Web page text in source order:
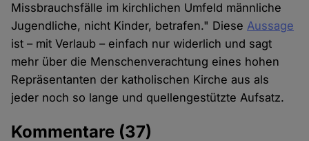
Missbrauchsfälle im kirchlichen Umfeld männliche
Jugendliche, nicht Kinder, betrafen." DieseAussage
ist – mit Verlaub – einfach nur widerlich und sagt
mehr über die Menschenverachtung eines hohen
Repräsentanten der katholischen Kirche aus als
jeder noch so lange und quellengestützte Aufsatz.
Kommentare (37)